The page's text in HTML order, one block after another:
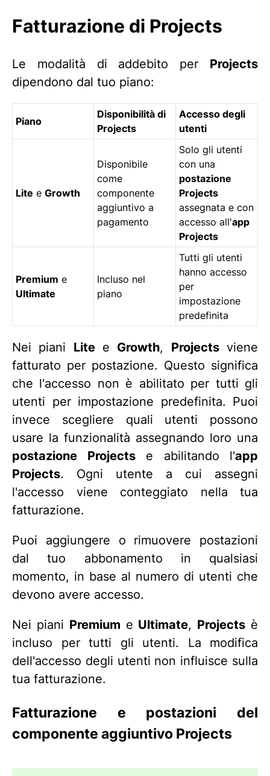
Fatturazione di Projects
Le modalità di addebito per Projects
dipendono dal tuo piano:
Piano
Disponibilità di
Projects
Accesso degli
utenti
Lite e Growth
Disponibile
come
componente
aggiuntivo a
pagamento
Solo gli utenti
con una
postazione
Projects
assegnata e con
accesso all'app
Projects
Premium e
Ultimate
Incluso nel
piano
Tutti gli utenti
hanno accesso
per
impostazione
predefinita
Nei piani Litee Growth, Projectsviene
fatturato per postazione. Questo significa
che l'accesso non è abilitato per tutti gli
utenti per impostazione predefinita. Puoi
invece scegliere quali utenti possono
usare la funzionalità assegnando loro una
postazione Projectse abilitando l'app
Projects. Ogni utente a cui assegni
l'accesso viene conteggiato nella tua
fatturazione.
Puoi aggiungere o rimuovere postazioni
dal tuo abbonamento in qualsiasi
momento, in base al numero di utenti che
devono avere accesso.
Nei piani Premium e Ultimate, Projects è
incluso per tutti gli utenti. La modifica
dell'accesso degli utenti non influisce sulla
tua fatturazione.
Fatturazione e postazioni del
componente aggiuntivo Projects